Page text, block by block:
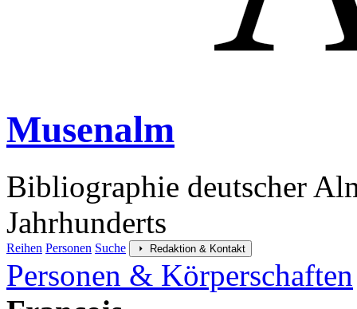
Musenalm
Bibliographie deutscher
Jahrhunderts
Reihen Personen Suche Redaktion & Kontakt
Personen & Körperschaften